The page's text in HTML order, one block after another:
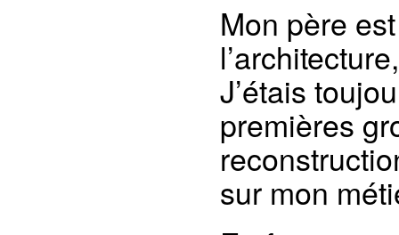
Mon père
J’étais
premières
sur mon